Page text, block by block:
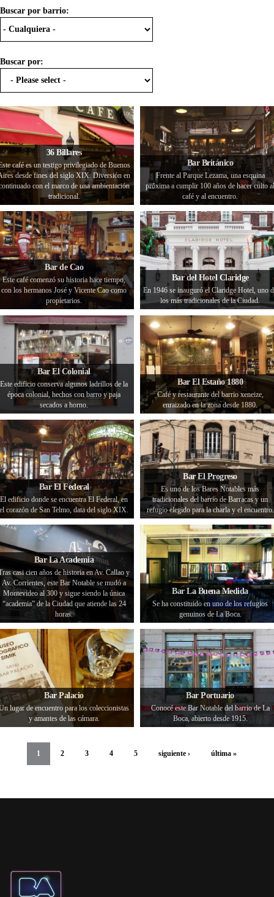
Buscar por barrio:
Buscar por:
36 Billares
café es un testigo privilegiado de Buenos
desde fines del siglo XIX. Diversión en
con el marco de una ambientación
tradicional.
Bar Británico
Frente al Parque Lezama, una esquina
próxima a cumplir 100 años de hacer culto al
café y al encuentro.
Bar de Cao
Este café comenzó su historia hace tiempo,
con los hermanos José y Vicente Cao como
propietarios.
Bar del Hotel Claridge
En 1946 se inauguró el Claridge Hotel, uno
los más tradicionales de la Ciudad.
Bar El Colonial
Este edificio conserva algunos ladrillos de la
época colonial, hechos con barro y paja
secados a horno.
Bar El Estaño 1880
Café y restaurante del barrio xeneize,
enraizado en la zona desde 1880.
Bar El Federal
El edificio donde se encuentra El Federal, en
el corazón de San Telmo, data del siglo XIX.
Bar El Progreso
Es uno de los Bares Notables más
tradicionales del barrio de Barracas y un
refugio elegido para la charla y el encuentro.
Bar La Academia
casi cien años de historia en Av. Callao y
Av. Corrientes, este Bar Notable se mudó a
Montevideo al 300 y sigue siendo la única
“academia” de la Ciudad que atiende las 24
horas.
Bar La Buena Medida
Se ha constituido en uno de los refugios
genuinos de La Boca.
Bar Palacio
lugar de encuentro para los coleccionistas
y amantes de las cámara.
Bar Portuario
Conocé este Bar Notable del barrio de La
Boca, abierto desde 1915.
1 2 3 4 5 siguiente › última »